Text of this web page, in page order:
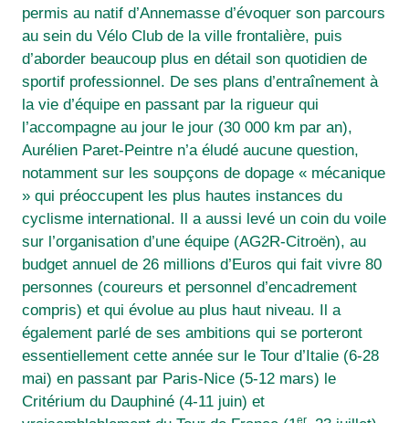
permis au natif d’Annemasse d’évoquer son parcours
au sein du Vélo Club de la ville frontalière, puis
d’aborder beaucoup plus en détail son quotidien de
sportif professionnel. De ses plans d’entraînement à
la vie d’équipe en passant par la rigueur qui
l’accompagne au jour le jour (30 000 km par an),
Aurélien Paret-Peintre n’a éludé aucune question,
notamment sur les soupçons de dopage « mécanique
» qui préoccupent les plus hautes instances du
cyclisme international. Il a aussi levé un coin du voile
sur l’organisation d’une équipe (AG2R-Citroën), au
budget annuel de 26 millions d’Euros qui fait vivre 80
personnes (coureurs et personnel d’encadrement
compris) et qui évolue au plus haut niveau. Il a
également parlé de ses ambitions qui se porteront
essentiellement cette année sur le Tour d’Italie (6-28
mai) en passant par Paris-Nice (5-12 mars) le
Critérium du Dauphiné (4-11 juin) et
er